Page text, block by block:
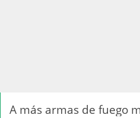
A más armas de fuego